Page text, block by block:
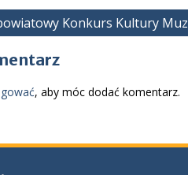
Konkurs Kultury
, aby móc dodać komentarz.